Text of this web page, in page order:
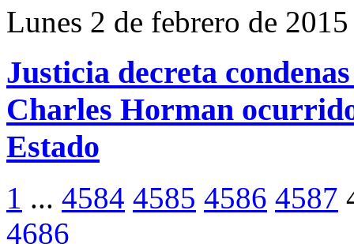
Lunes 2 de febrero de 2015
Justicia decreta
Charles Horman
Estado
1 ... 4584 4585 4586 4587
4686